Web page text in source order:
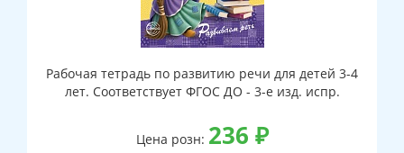
Рабочая тетрадь по развитию речи для детей 3-4
лет. Соответствует ФГОС ДО - 3-е изд. испр.
Цена розн: 236 ₽